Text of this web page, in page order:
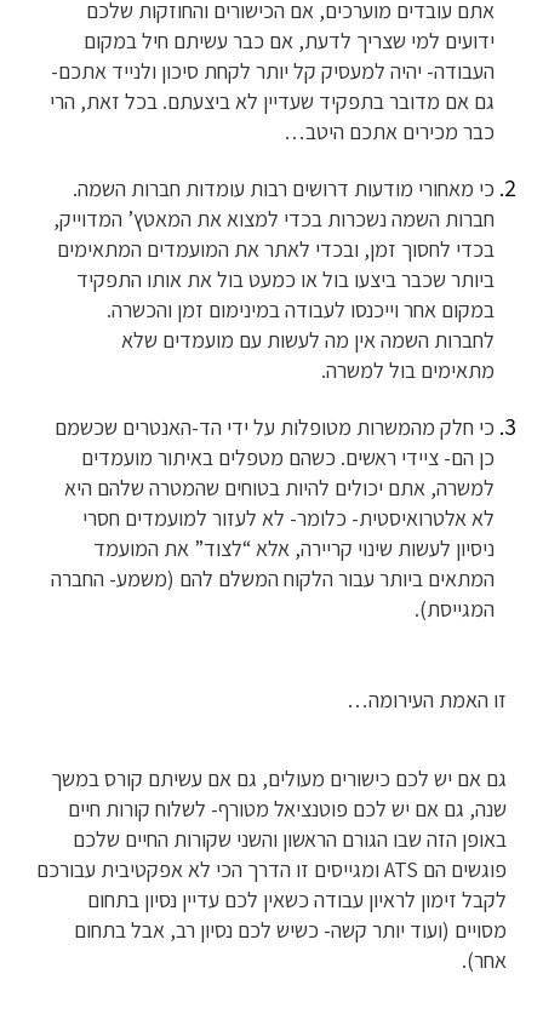
אתם עובדים מוערכים, אם הכישורים והחוזקות שלכם
ידועים למי שצריך לדעת, אם כבר עשיתם חיל במקום
העבודה- יהיה למעסיק קל יותר לקחת סיכון ולנייד אתכם-
גם אם מדובר בתפקיד שעדיין לא ביצעתם. בכל זאת, הרי
כבר מכירים אתכם היטב…
כי מאחורי מודעות דרושים רבות עומדות חברות השמה.
חברות השמה נשכרות בכדי למצוא את המאטץ’ המדוייק,
בכדי לחסוך זמן, ובכדי לאתר את המועמדים המתאימים
ביותר שכבר ביצעו בול או כמעט בול את אותו התפקיד
במקום אחר וייכנסו לעבודה במינימום זמן והכשרה.
לחברות השמה אין מה לעשות עם מועמדים שלא
מתאימים בול למשרה.
כי חלק מהמשרות מטופלות על ידי הד-האנטרים שכשמם
כן הם- ציידי ראשים. כשהם מטפלים באיתור מועמדים
למשרה, אתם יכולים להיות בטוחים שהמטרה שלהם היא
לא אלטרואיסטית- כלומר- לא לעזור למועמדים חסרי
ניסיון לעשות שינוי קריירה, אלא “לצוד” את המועמד
המתאים ביותר עבור הלקוח המשלם להם (משמע- החברה
המגייסת).
זו האמת העירומה…
גם אם יש לכם כישורים מעולים, גם אם עשיתם קורס במשך
שנה, גם אם יש לכם פוטנציאל מטורף- לשלוח קורות חיים
באופן הזה שבו הגורם הראשון והשני שקורות החיים שלכם
פוגשים הם ATS ומגייסים זו הדרך הכי לא אפקטיבית עבורכם
לקבל זימון לראיון עבודה כשאין לכם עדיין נסיון בתחום
מסויים (ועוד יותר קשה- כשיש לכם נסיון רב, אבל בתחום
אחר).